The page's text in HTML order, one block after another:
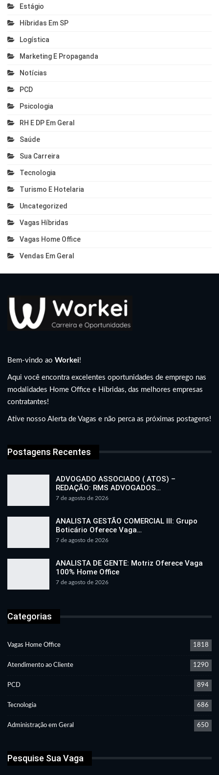
Estágio
Híbridas Em SP
Logística
Marketing E Propaganda
Notícias
PCD
Psicologia
RH E DP Em Geral
Saúde
Sua Carreira
Tecnologia
Turismo E Hotelaria
Uncategorized
Vagas Híbridas
Vagas Home Office
Vendas Em Geral
Bem-vindo ao Workei!
Aqui você encontra excelentes oportunidades de emprego nas
modalidades Home Office e Híbridas, das melhores empresas
contratantes!
Ative nosso Alerta de Vagas e não perca as próximas postagens!
Postagens Recentes
ADVOGADO ASSOCIADO ( ATOS) –
REDAÇÃO: RMS ADVOGADOS…
7 de agosto de 2026
ANALISTA GESTÃO COMERCIAL III: Grupo
Boticário Oferece Vaga…
7 de agosto de 2026
ANALISTA DE GENTE: Motriz Oferece Vaga
100% Home Office
7 de agosto de 2026
Categorias
Vagas Home Office 1818
Atendimento ao Cliente 1290
PCD 894
Tecnologia 686
Administração em Geral 650
Pesquise Sua Vaga